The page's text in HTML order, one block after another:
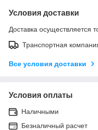
Условия доставки
Доставка осуществляется
Транспортная
Все условия доставки
Условия оплаты
Наличными
Безналичный расчет